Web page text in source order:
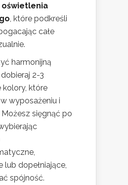
oświetlenia
, które podkreśli
całe
harmonijną
2-3
kolory, które
wyposażeniu i
sięgnąć po
lub dopełniające,
spójność.